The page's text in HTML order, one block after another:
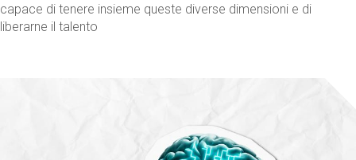
capace di tenere insieme queste diverse dimensioni e di
liberarne il talento